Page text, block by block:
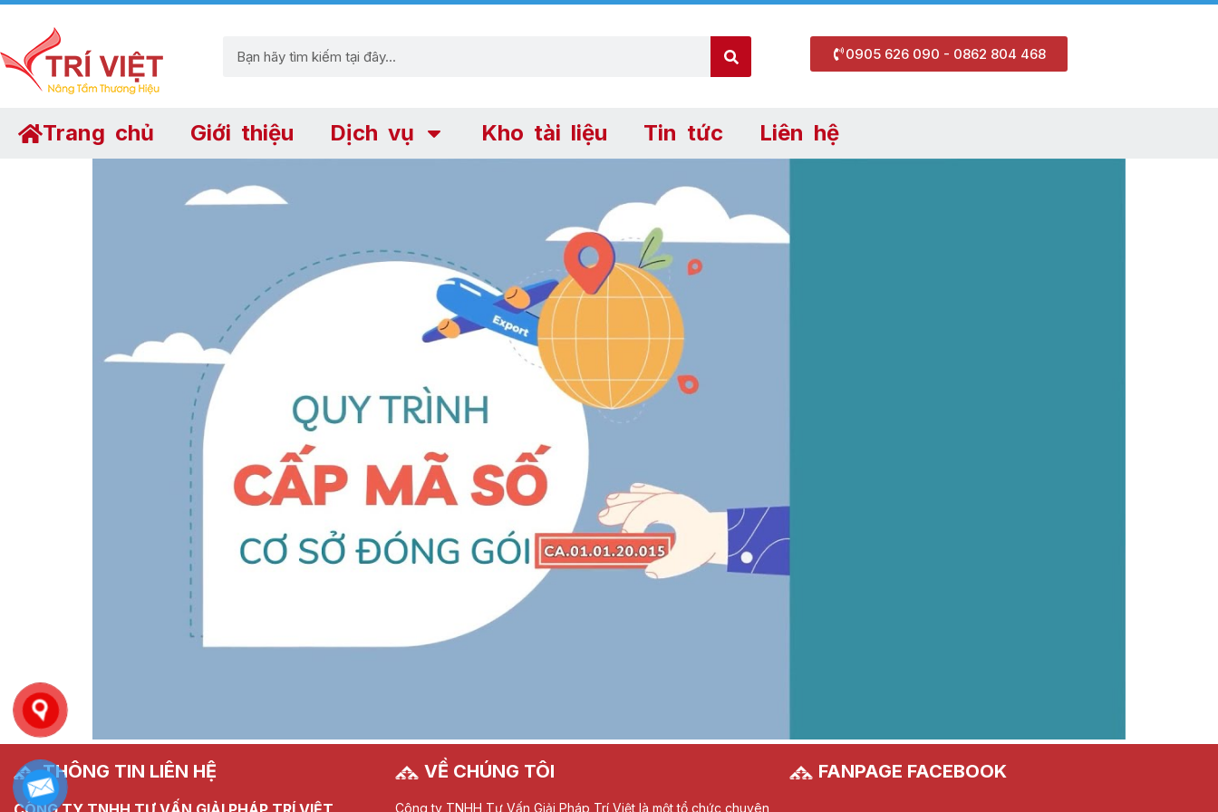
0905 626 090 - 0862 804 468
Trang chủ Giới thiệu Dịch vụ Kho tài liệu Tin tức Liên hệ
THÔNG TIN LIÊN HỆ VỀ CHÚNG TÔI
Công ty TNHH Tư Vấn Giải Pháp Trí Việt là một tổ chức chuyên
FANPAGE FACEBOOK